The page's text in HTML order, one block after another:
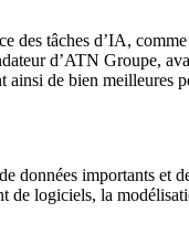
tâches d’IA,
d’ATN Groupe,
de bien meilleures
données importants et
de logiciels, la